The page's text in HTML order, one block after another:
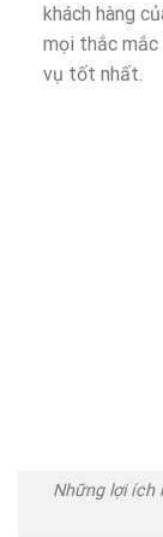
khách hàng
mọi thắc mắc
vụ tốt nhất.
Những lợi ích